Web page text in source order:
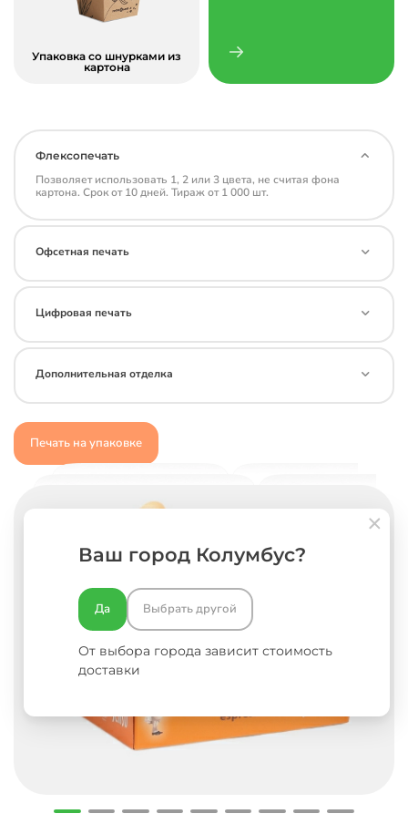
Упаковка со шнурками из
картона
Флексопечать
Позволяет использовать 1, 2 или 3 цвета, не считая фона
картона. Срок от 10 дней. Тираж от 1 000 шт.
Офсетная печать
Цифровая печать
Дополнительная отделка
Печать на упаковке
Ваш город Колумбус?
Да Выбрать другой
От выбора города зависит стоимость
доставки